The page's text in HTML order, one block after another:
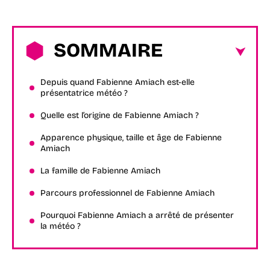
SOMMAIRE
Depuis quand Fabienne Amiach est-elle
présentatrice météo ?
Quelle est l’origine de Fabienne Amiach ?
Apparence physique, taille et âge de Fabienne
Amiach
La famille de Fabienne Amiach
Parcours professionnel de Fabienne Amiach
Pourquoi Fabienne Amiach a arrêté de présenter
la météo ?